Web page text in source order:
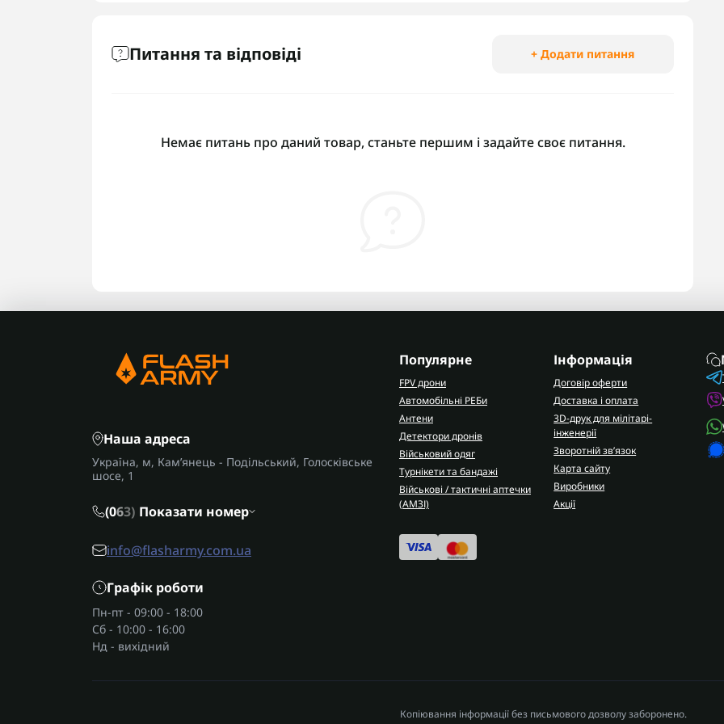
Питання та відповіді + Додати питання
Немає питань про даний товар, станьте першим і задайте своє питання.
Наша адреса
Україна, м, Кам’янець - Подільський, Голосківське
шосе, 1
(063) Показати номер
info@flasharmy.com.ua
Графік роботи
Пн-пт - 09:00 - 18:00
Сб - 10:00 - 16:00
Нд - вихідний
Популярне
FPV дрони
Автомобільні РЕБи
Антени
Детектори дронів
Військовий одяг
Турнікети та бандажі
Військові / тактичні аптечки
(AMЗІ)
Інформація
Договір оферти
Доставка і оплата
3D-друк для мілітарі-
інженерії
Зворотній зв’язок
Карта сайту
Виробники
Акції
Копіювання інформації без письмового дозволу заборонено.